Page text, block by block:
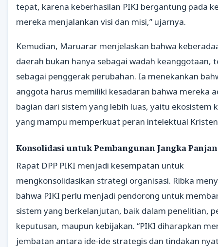
tepat, karena keberhasilan PIKI bergantung pada
mereka menjalankan visi dan misi,” ujarnya.
Kemudian, Maruarar menjelaskan bahwa
daerah bukan hanya sebagai wadah keanggotaan,
sebagai penggerak perubahan. Ia menekankan
anggota harus memiliki kesadaran bahwa mereka
bagian dari sistem yang lebih luas, yaitu ekosistem
yang mampu memperkuat peran intelektual
Konsolidasi untuk Pembangunan Jangka
Rapat DPP PIKI menjadi kesempatan untuk
mengkonsolidasikan strategi organisasi. Ribka
bahwa PIKI perlu menjadi pendorong untuk
sistem yang berkelanjutan, baik dalam penelitian,
keputusan, maupun kebijakan. “PIKI diharapkan
jembatan antara ide-ide strategis dan tindakan